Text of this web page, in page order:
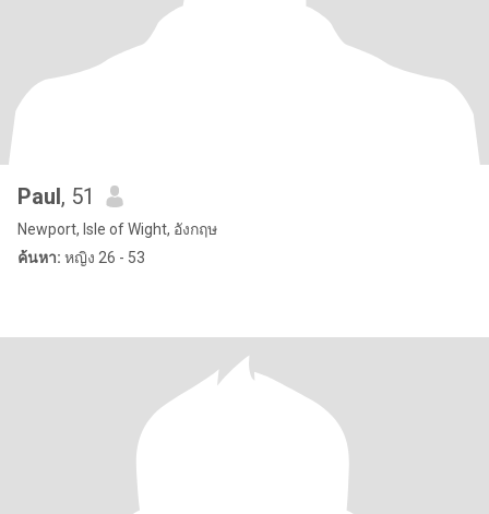
Paul, 51
Newport, Isle of Wight, อังกฤษ
ค้นหา: หญิง 26 - 53